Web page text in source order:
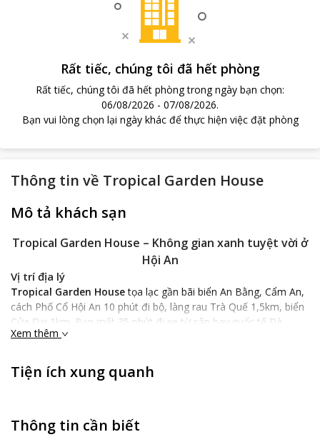
Rất tiếc, chúng tôi đã hết phòng
Rất tiếc, chúng tôi đã hết phòng trong ngày bạn chọn:
06/08/2026 - 07/08/2026.
Bạn vui lòng chọn lại ngày khác để thực hiện việc đặt phòng
Thông tin về Tropical Garden House
Mô tả khách sạn
Tropical Garden House – Không gian xanh tuyệt vời ở
Hội An
Vị trí địa lý
Tropical Garden Housetọa lạc gần bãi biển An Bằng, Cẩm An,
cách Phố Cổ Hội An 10 phút đi bộ, làng rau Trà Quế 1,5km, biển
Cửa Đại 1km. Bạn mất 35 phút đi xe từ sân bay quốc tế Đà
Nẵng và ga Đà Nẵng đến khách sạn. Với vị trí thuận lợi, bạn dễ
du lịch nổi tiếng ở Hội An.
kiến trúc truyền thống độc đáo. Nội thất và ngoại thất cùng
nhiều tiểu tiết ở đây được lựa chọn tỉ mỉ tạo nên một tổng thể
Xem thêm
Tiện ích xung quanh
Thông tin cần biết